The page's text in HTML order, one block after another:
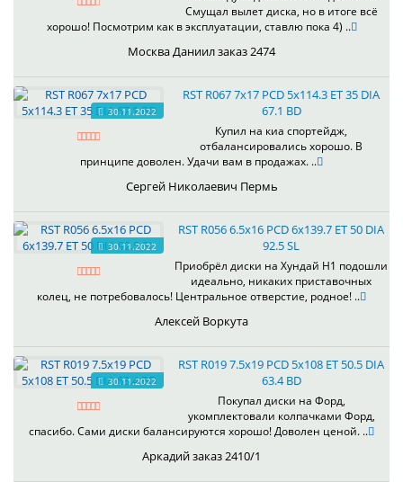
Смущал вылет диска, но в итоге всё
хорошо! Посмотрим как в эксплуатации, ставлю пока 4) ..
Москва Даниил заказ 2474
30.11.2022
RST R067 7x17 PCD 5x114.3 ET 35 DIA
67.1 BD
Купил на киа спортейдж,
отбалансировались хорошо. В
принципе доволен. Удачи вам в продажах. ..
Сергей Николаевич Пермь
30.11.2022
RST R056 6.5x16 PCD 6x139.7 ET 50 DIA
92.5 SL
Приобрёл диски на Хундай H1 подошли
идеально, никаких приставочных
колец, не потребовалось! Центральное отверстие, родное! ..
Алексей Воркута
30.11.2022
RST R019 7.5x19 PCD 5x108 ET 50.5 DIA
63.4 BD
Покупал диски на Форд,
укомплектовали колпачками Форд,
спасибо. Сами диски балансируются хорошо! Доволен ценой. ..
Аркадий заказ 2410/1